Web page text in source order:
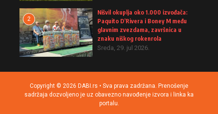
2
Nišvil okuplja oko 1.000 izvođača:
Paquito D’Rivera i Boney M među
glavnim zvezdama, završnica u
znaku niškog rokenrola
Sreda, 29. jul 2026.
Copyright © 2026 DABI.rs • Sva prava zadržana. Prenošenje
sadržaja dozvoljeno je uz obavezno navođenje izvora i linka ka
portalu.